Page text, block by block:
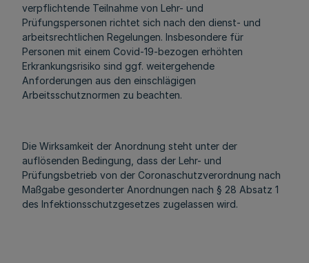
verpflichtende Teilnahme von Lehr- und
Prüfungspersonen richtet sich nach den dienst- und
arbeitsrechtlichen Regelungen. Insbesondere für
Personen mit einem Covid-19-bezogen erhöhten
Erkrankungsrisiko sind ggf. weitergehende
Anforderungen aus den einschlägigen
Arbeitsschutznormen zu beachten.
Die Wirksamkeit der Anordnung steht unter der
auflösenden Bedingung, dass der Lehr- und
Prüfungsbetrieb von der Coronaschutzverordnung nach
Maßgabe gesonderter Anordnungen nach § 28 Absatz 1
des Infektionsschutzgesetzes zugelassen wird.